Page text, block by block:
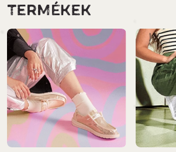
TERMÉKEK